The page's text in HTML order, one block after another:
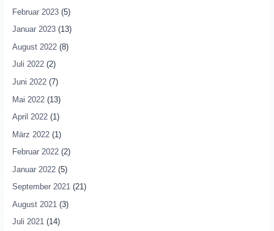
Februar 2023(5)
Januar 2023(13)
August 2022(8)
Juli 2022(2)
Juni 2022(7)
Mai 2022(13)
April 2022(1)
März 2022(1)
Februar 2022(2)
Januar 2022(5)
September 2021(21)
August 2021 (3)
Juli 2021(14)